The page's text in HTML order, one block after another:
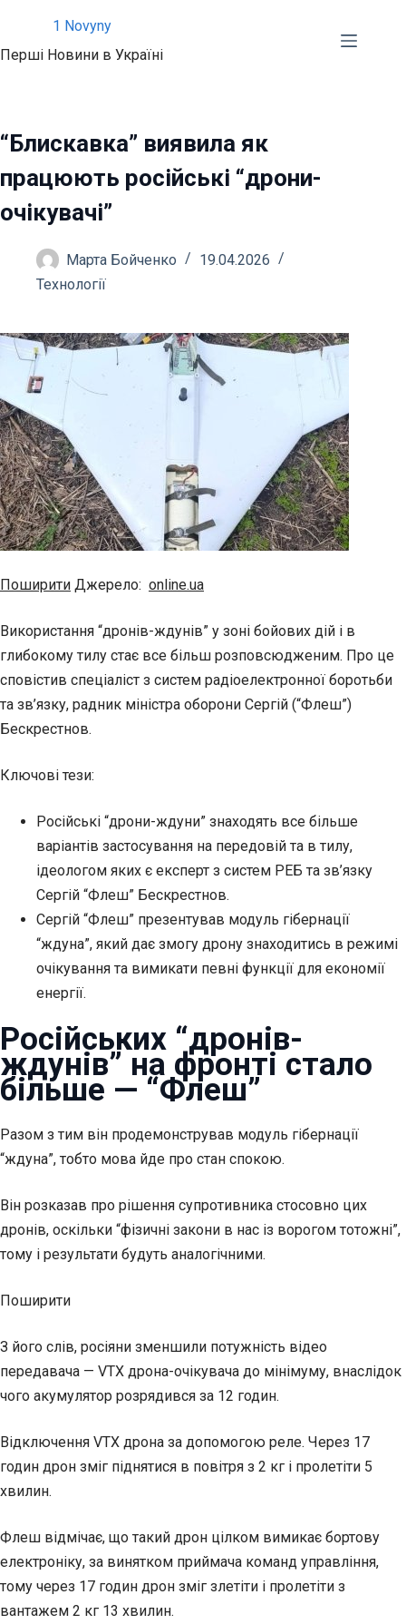
вмісту
1 Novyny
Перші Новини в Україні
“Блискавка” виявила як
працюють російські “дрони-
очікувачі”
Марта Бойченко
19.04.2026
Технології
Поширити Джерело: online.ua
Використання “дронів-ждунів” у зоні бойових дій і в
глибокому тилу стає все більш розповсюдженим. Про це
сповістив спеціаліст з систем радіоелектронної боротьби
та зв’язку, радник міністра оборони Сергій (“Флеш”)
Бескрестнов.
Ключові тези:
Російські “дрони-ждуни” знаходять все більше
варіантів застосування на передовій та в тилу,
ідеологом яких є експерт з систем РЕБ та зв’язку
Сергій “Флеш” Бескрестнов.
Сергій “Флеш” презентував модуль гібернації
“ждуна”, який дає змогу дрону знаходитись в режимі
очікування та вимикати певні функції для економії
енергії.
Російських “дронів-
ждунів” на фронті стало
більше — “Флеш”
Разом з тим він продемонстрував модуль гібернації
“ждуна”, тобто мова йде про стан спокою.
Він розказав про рішення супротивника стосовно цих
дронів, оскільки “фізичні закони в нас із ворогом тотожні”,
тому і результати будуть аналогічними.
Поширити
З його слів, росіяни зменшили потужність відео
передавача — VTX дрона-очікувача до мінімуму, внаслідок
чого акумулятор розрядився за 12 годин.
Відключення VTX дрона за допомогою реле. Через 17
годин дрон зміг піднятися в повітря з 2 кг і пролетіти 5
хвилин.
Флеш відмічає, що такий дрон цілком вимикає бортову
електроніку, за винятком приймача команд управління,
тому через 17 годин дрон зміг злетіти і пролетіти з
вантажем 2 кг 13 хвилин.